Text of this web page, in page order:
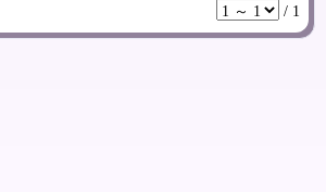
/ 1